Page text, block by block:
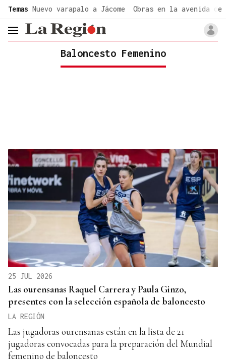
Temas Nuevo varapalo a Jácome Obras en la avenida de
header.menu.open
Baloncesto Femenino
25 JUL 2026
Las ourensanas Raquel Carrera y Paula Ginzo,
presentes con la selección española de baloncesto
LA REGIÓN
Las jugadoras ourensanas están en la lista de 21
jugadoras convocadas para la preparación del Mundial
femenino de baloncesto